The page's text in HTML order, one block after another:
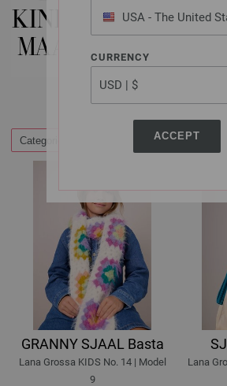
USA - The United
of America
CURRENCY
ACCEPT
KINDEREN |
MAAT 154) |
Categorieën Filteren op
GRANNY SJAAL Basta
Lana Grossa KIDS No. 14 | Model
9
Lana